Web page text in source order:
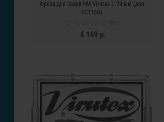
Фреза для пазов HM Virutex D 29 мм (для
FC116U)
4 169 р.